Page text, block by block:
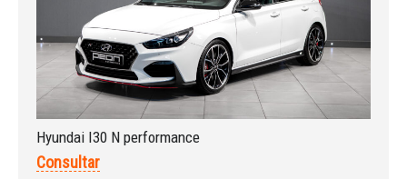
Hyundai I30 N performance
Consultar